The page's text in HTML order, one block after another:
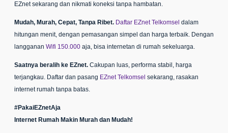
EZnetsekarang dan nikmati koneksi tanpa hambatan.
Mudah, Murah, Cepat, Tanpa Ribet. Daftar EZnet Telkomsel dalam
hitungan menit, dengan pemasangan simpel dan harga terbaik. Dengan
langganan Wifi 150.000 aja, bisa internetan di rumah sekeluarga.
Saatnya beralih ke EZnet. Cakupan luas, performa stabil, harga
terjangkau. Daftar dan pasang EZnet Telkomsel sekarang, rasakan
internet rumah tanpa batas.
#PakaiEZnetAja
Internet Rumah Makin Murah dan Mudah!